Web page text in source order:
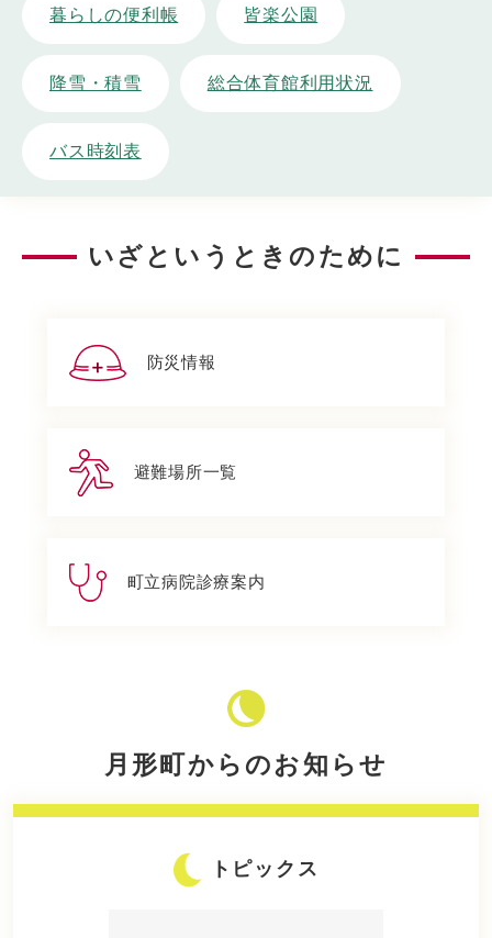
暮らしの便利帳 皆楽公園
降雪・積雪 総合体育館利用状況
バス時刻表
いざというときのために
防災情報
避難場所一覧
町立病院診療案内
月形町からのお知らせ
トピックス